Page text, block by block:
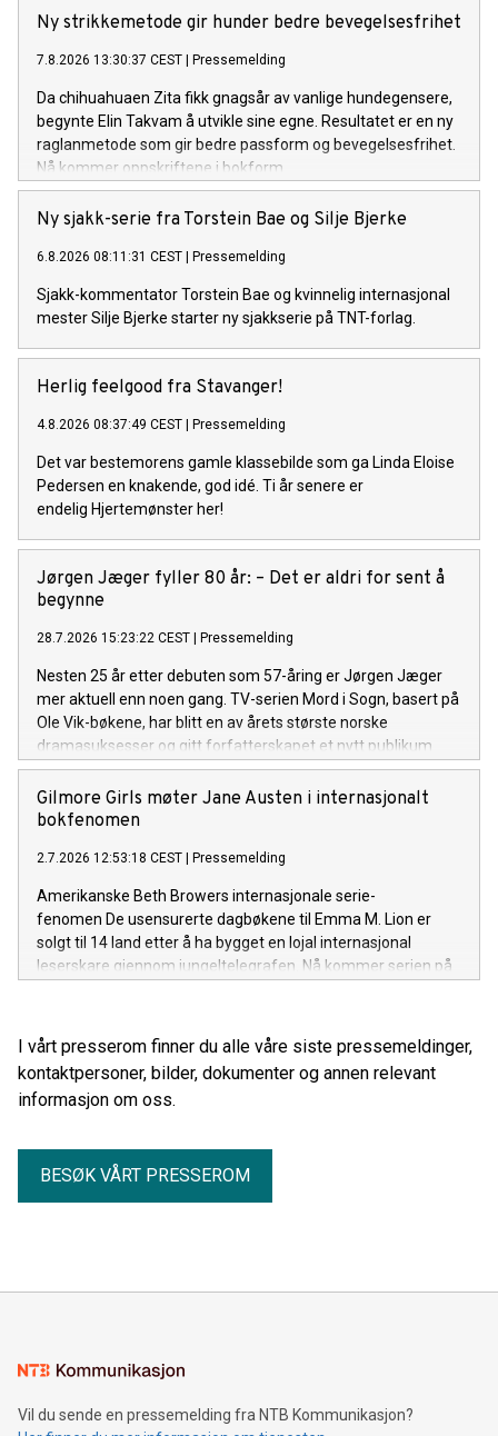
Ny strikkemetode gir hunder bedre bevegelsesfrihet
7.8.2026 13:30:37 CEST Pressemelding
Da chihuahuaen Zita fikk gnagsår av vanlige hundegensere,
begynte Elin Takvam å utvikle sine egne. Resultatet er en ny
raglanmetode som gir bedre passform og bevegelsesfrihet.
Nå kommer oppskriftene i bokform.
Ny sjakk-serie fra Torstein Bae og Silje Bjerke
6.8.2026 08:11:31 CEST Pressemelding
Sjakk-kommentator Torstein Bae og kvinnelig internasjonal
mester Silje Bjerke starter ny sjakkserie på TNT-forlag.
Herlig feelgood fra Stavanger!
4.8.2026 08:37:49 CEST Pressemelding
Det var bestemorens gamle klassebilde som ga Linda Eloise
Pedersen en knakende, god idé. Ti år senere er
endelig Hjertemønster her!
Jørgen Jæger fyller 80 år: – Det er aldri for sent å
begynne
28.7.2026 15:23:22 CEST Pressemelding
Nesten 25 år etter debuten som 57-åring er Jørgen Jæger
mer aktuell enn noen gang. TV-serien Mord i Sogn, basert på
Ole Vik-bøkene, har blitt en av årets største norske
dramasuksesser og gitt forfatterskapet et nytt publikum
både i Norge og internasjonalt. Onsdag 29. juli fyller han 80
år.
Gilmore Girls møter Jane Austen i internasjonalt
bokfenomen
2.7.2026 12:53:18 CEST Pressemelding
Amerikanske Beth Browers internasjonale serie-
fenomen De usensurerte dagbøkene til Emma M. Lion er
solgt til 14 land etter å ha bygget en lojal internasjonal
leserskare gjennom jungeltelegrafen. Nå kommer serien på
I vårt presserom finner du alle våre siste pressemeldinger,
kontaktpersoner, bilder, dokumenter og annen relevant
informasjon om oss.
BESØK VÅRT PRESSEROM
Vil du sende en pressemelding fra NTB Kommunikasjon?